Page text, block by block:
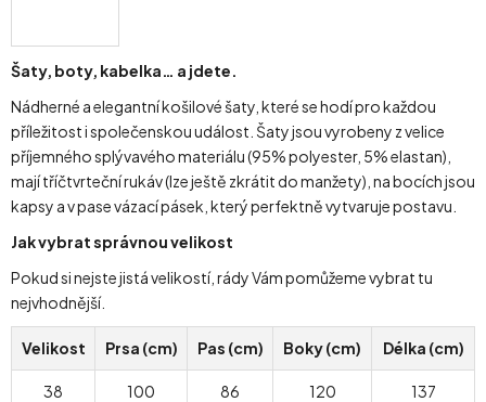
Šaty, boty, kabelka… a jdete.
Nádherné a elegantní košilové šaty, které se hodí pro každou
příležitost i společenskou událost. Šaty jsou vyrobeny z velice
příjemného splývavého materiálu (95% polyester, 5% elastan),
mají tříčtvrteční rukáv (lze ještě zkrátit do manžety), na bocích jsou
kapsy a v pase vázací pásek, který perfektně vytvaruje postavu.
Jak vybrat správnou velikost
Pokud si nejste jistá velikostí, rády Vám pomůžeme vybrat tu
nejvhodnější.
Velikost Prsa (cm) Pas (cm) Boky (cm) Délka (cm)
38 100 86 120 137